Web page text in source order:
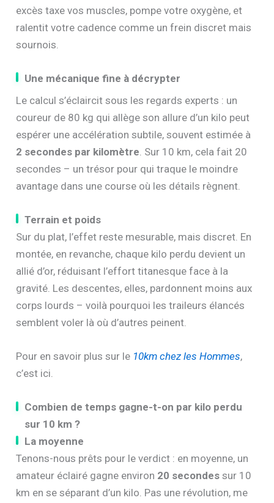
excès taxe vos muscles, pompe votre oxygène, et
ralentit votre cadence comme un frein discret mais
sournois.
Une mécanique fine à décrypter
Le calcul s’éclaircit sous les regards experts : un
coureur de 80 kg qui allège son allure d’un kilo peut
espérer une accélération subtile, souvent estimée à
2 secondes par kilomètre . Sur 10 km, cela fait 20
secondes – un trésor pour qui traque le moindre
avantage dans une course où les détails règnent.
Terrain et poids
Sur du plat, l’effet reste mesurable, mais discret. En
montée, en revanche, chaque kilo perdu devient un
allié d’or, réduisant l’effort titanesque face à la
gravité. Les descentes, elles, pardonnent moins aux
corps lourds – voilà pourquoi les traileurs élancés
semblent voler là où d’autres peinent.
Pour en savoir plus sur le 10km chez les Hommes,
c’est ici.
Combien de temps gagne-t-on par kilo perdu
sur 10 km ?
La moyenne
Tenons-nous prêts pour le verdict : en moyenne, un
amateur éclairé gagne environ 20 secondes sur 10
km en se séparant d’un kilo. Pas une révolution, me